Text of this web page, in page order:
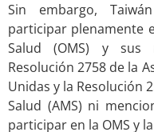
Sin embargo,
participar plenamente
Salud (OMS) y sus
Resolución 2758 de la
Unidas y la Resolución
Salud (AMS) ni
participar en la OMS y la